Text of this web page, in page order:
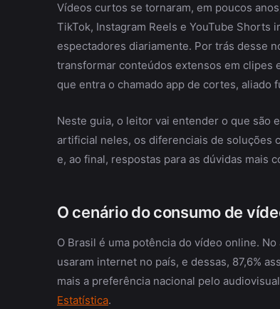
Vídeos curtos se tornaram, em poucos
TikTok, Instagram Reels e YouTube Shorts
espectadores diariamente. Por trás desse
transformar conteúdos extensos em clipes
que entra o chamado app de cortes, aliado
Neste guia, o leitor vai entender o que são
artificial neles, os diferenciais de soluções
e, ao final, respostas para as dúvidas mais
O cenário do consumo de
O Brasil é uma potência do vídeo online.
usaram internet no país, e dessas, 87,6%
mais a preferência nacional pelo
Estatística.